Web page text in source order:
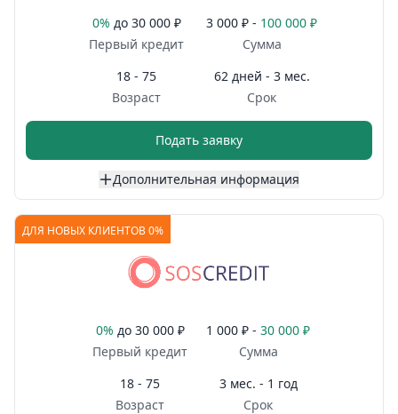
0% до 30 000 ₽
Первый кредит
3 000 ₽ - 100 000 ₽
Сумма
18 - 75
Возраст
62 дней - 3 мес.
Срок
Подать заявку
Дополнительная информация
ДЛЯ НОВЫХ КЛИЕНТОВ 0%
0% до 30 000 ₽
Первый кредит
1 000 ₽ - 30 000 ₽
Сумма
18 - 75
Возраст
3 мес. - 1 год
Срок